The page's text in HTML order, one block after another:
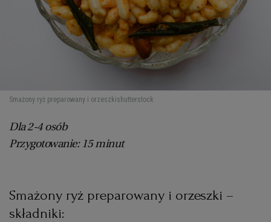
Smażony ryż preparowany i orzeszkishutterstock
Dla 2-4 osób
Przygotowanie: 15 minut
Smażony ryż preparowany i orzeszki –
składniki: